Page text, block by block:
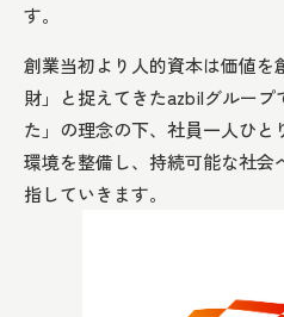
す。
創業当初より人的資本は価値を
財」と捉えてきたazbilグルー
た」の理念の下、社員一人ひと
環境を整備し、持続可能な社会
指していきます。